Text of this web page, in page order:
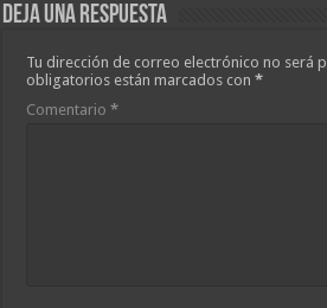
Deja una respuesta
Tu dirección de correo electrónico no será
obligatorios están marcados con*
Comentario*